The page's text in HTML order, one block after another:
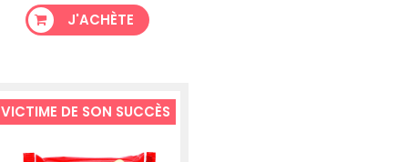
J'ACHÈTE
VICTIME DE SON SUCCÈS